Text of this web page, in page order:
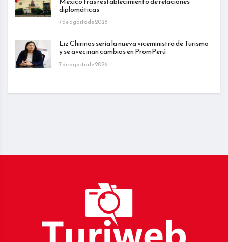
diplomáticas
7 de agosto de 2026
Liz Chirinos sería la nueva viceministra de Turismo
y se avecinan cambios en PromPerú
7 de agosto de 2026